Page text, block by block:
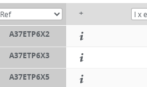
+
A37ETP6X2
A37ETP6X3
A37ETP6X5